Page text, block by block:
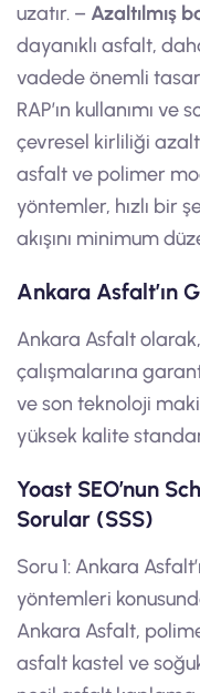
uzatır. – Azaltılmış
dayanıklı asfalt,
vadede önemli
RAP’ın kullanımı
çevresel kirliliği
asfalt ve polimer
yöntemler, hızlı bir
akışını minimum
Ankara Asfalt’ın
Ankara Asfalt
çalışmalarına
ve son teknoloji
yüksek kalite
Yoast SEO’nun
Sorular (SSS)
Soru 1: Ankara
yöntemleri
Ankara Asfalt,
asfalt kastel ve